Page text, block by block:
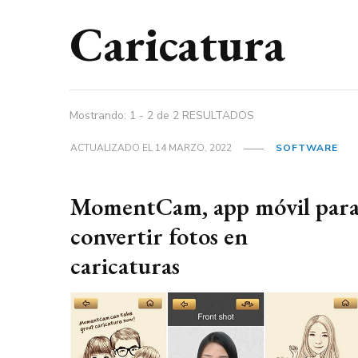
Caricatura
Mostrando: 1 - 2 de 2 RESULTADOS
ACTUALIZADO EL14 MARZO, 2022 SOFTWARE
MomentCam, app móvil
convertir fotos en
caricaturas